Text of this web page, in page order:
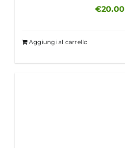
€20.00
Aggiungi al carrello